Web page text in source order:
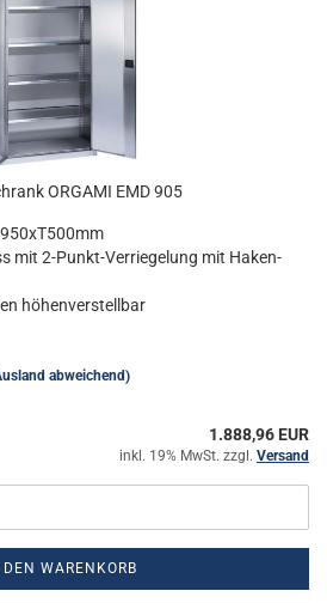
OR­GA­MI EMD 905
mit 2-​Punkt-Verriegelung mit Ha­ken­
hö­hen­ver­stell­bar
abweichend)
1.888,96 EUR
inkl. 19% MwSt. zzgl. Versand
DEN WARENKORB